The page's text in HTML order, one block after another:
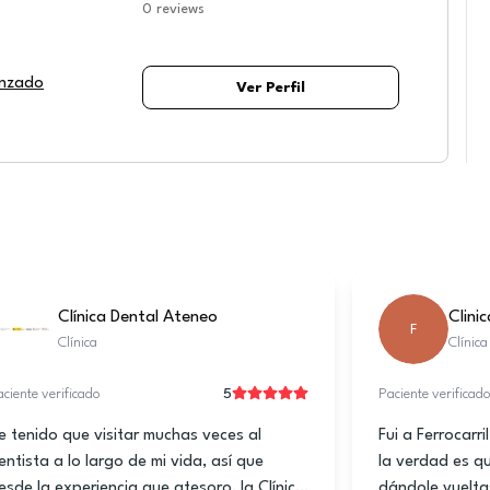
0 reviews
Ver Perfil
5
rapide,
accueil.
Clinica Dental Dentae Sevilla
Paciente verificado 5
Gran experiencia en la clinica dentae,
bien explicado y sin ninguna complicacion.